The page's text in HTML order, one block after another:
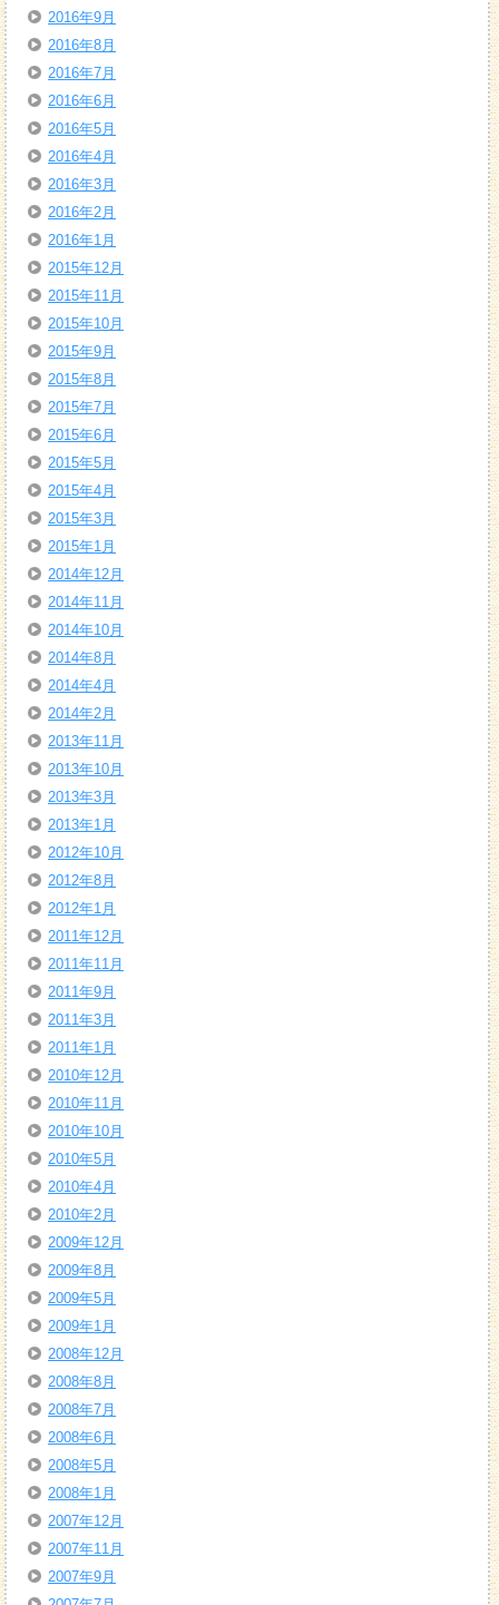
2016年9月
2016年8月
2016年7月
2016年6月
2016年5月
2016年4月
2016年3月
2016年2月
2016年1月
2015年12月
2015年11月
2015年10月
2015年9月
2015年8月
2015年7月
2015年6月
2015年5月
2015年4月
2015年3月
2015年1月
2014年12月
2014年11月
2014年10月
2014年8月
2014年4月
2014年2月
2013年11月
2013年10月
2013年3月
2013年1月
2012年10月
2012年8月
2012年1月
2011年12月
2011年11月
2011年9月
2011年3月
2011年1月
2010年12月
2010年11月
2010年10月
2010年5月
2010年4月
2010年2月
2009年12月
2009年8月
2009年5月
2009年1月
2008年12月
2008年8月
2008年7月
2008年6月
2008年5月
2008年1月
2007年12月
2007年11月
2007年9月